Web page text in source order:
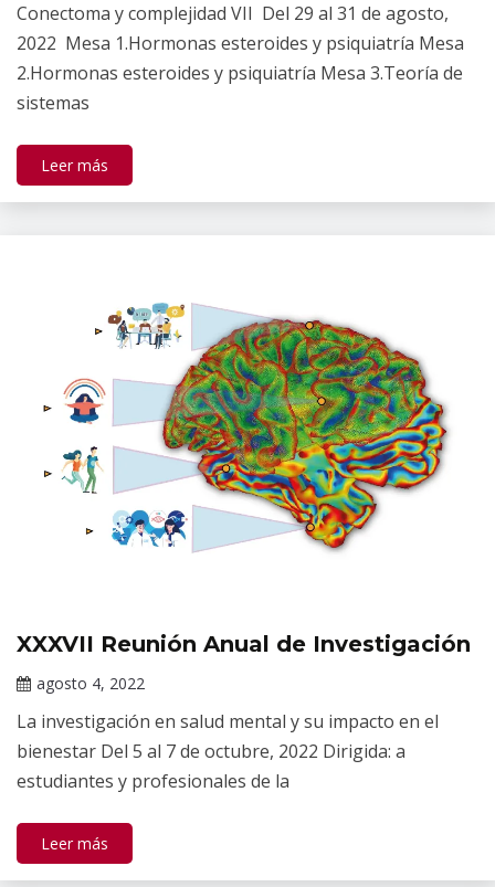
Gallardo
Conectoma y complejidad VII Del 29 al 31 de agosto,
2022 Mesa 1.Hormonas esteroides y psiquiatría Mesa
2.Hormonas esteroides y psiquiatría Mesa 3.Teoría de
sistemas
Leer más
Eventos
del INPRFM
XXXVII Reunión Anual de Investigación
agosto 4, 2022
Gallardo
La investigación en salud mental y su impacto en el
bienestar Del 5 al 7 de octubre, 2022 Dirigida: a
estudiantes y profesionales de la
Leer más